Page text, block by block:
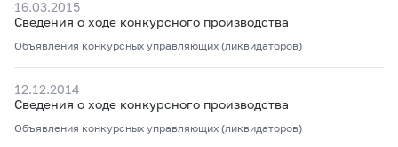
16.03.2015
Сведения о ходе конкурсного производства
Объявления конкурсных управляющих (ликвидаторов)
12.12.2014
Сведения о ходе конкурсного производства
Объявления конкурсных управляющих (ликвидаторов)